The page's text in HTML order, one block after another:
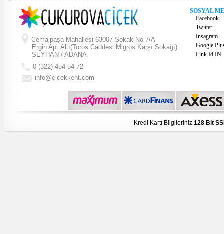
Cemalpaşa Mahallesi 63007 Sokak No 7/A
Ergin Apt.Altı(Toros Caddesi Migros Karşı Sokağı)
SEYHAN / ADANA
0 (322) 454 54 72
info@cicekkent.com
SOSYAL
Facebook
Twitter
Insagram
Google
Link Id IN
Kredi Kartı Bilgileriniz 128 Bit